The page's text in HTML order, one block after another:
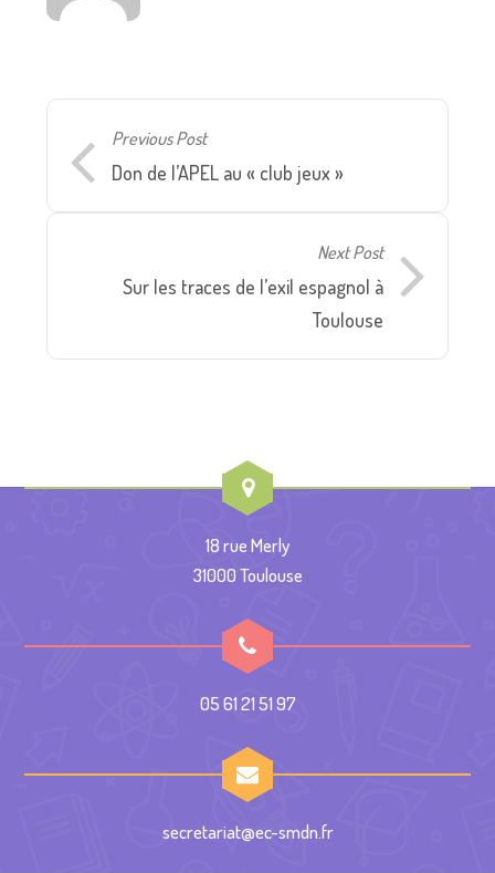
Previous Post
Don de l’APEL au « club jeux »
Next Post
Sur les traces de l’exil espagnol à
Toulouse
18 rue Merly
31000 Toulouse
05 61 21 51 97
secretariat@ec-smdn.fr